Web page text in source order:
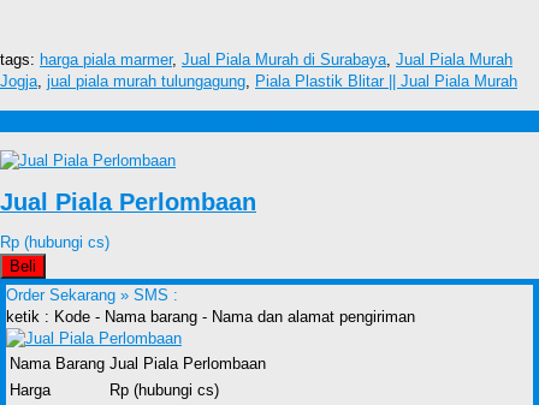
tags: harga piala marmer, Jual Piala Murah di Surabaya Jual Piala Murah
Jogja jual piala murah tulungagung Piala Plastik Blitar || Jual Piala Murah
Jual Piala Perlombaan
Rp (hubungi cs)
Beli
Order Sekarang » SMS :
ketik : Kode - Nama barang - Nama dan alamat pengiriman
Nama Barang Jual Piala Perlombaan
Harga
Rp (hubungi cs)